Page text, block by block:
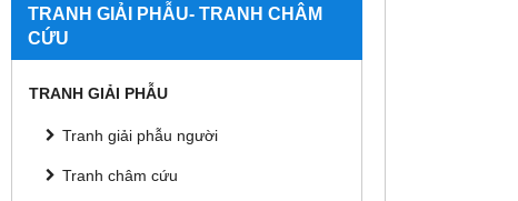
TRANH GIẢI PHẪU- TRANH CHÂM
CỨU
TRANH GIẢI PHẪU
Tranh giải phẫu người
Tranh châm cứu